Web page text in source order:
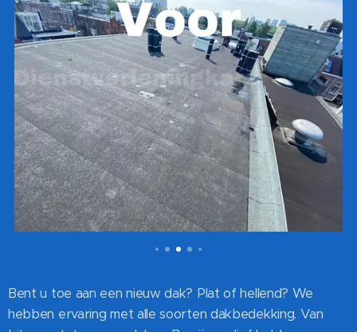
Bent u toe aan een nieuw dak? Plat of hellend? We
hebben ervaring met alle soorten dakbedekking. Van